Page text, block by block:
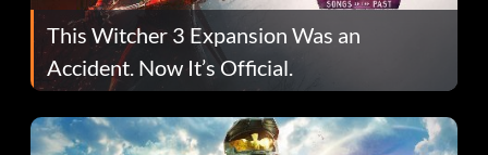
This Witcher 3 Expansion Was an
Accident. Now It’s Official.